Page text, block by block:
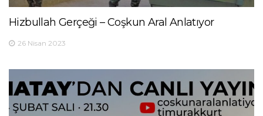
Hizbullah Gerçeği – Coşkun Aral Anlatıyor
26 Nisan 2023